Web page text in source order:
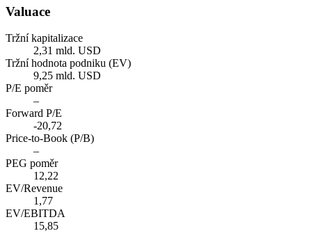
Valuace
Tržní kapitalizace
2,31 mld. USD
Tržní hodnota podniku (EV)
9,25 mld. USD
P/E poměr
–
Forward P/E
-20,72
Price-to-Book (P/B)
–
PEG poměr
12,22
EV/Revenue
1,77
EV/EBITDA
15,85